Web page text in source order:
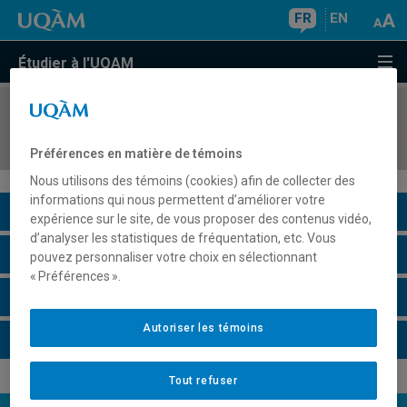
FR EN
Étudier à l'UQAM
COURS//
Description du cours
Horaire - Été 2026
Préférences en matière de témoins
Nous utilisons des témoins (cookies) afin de collecter des
informations qui nous permettent d’améliorer votre
expérience sur le site, de vous proposer des contenus vidéo,
d’analyser les statistiques de fréquentation, etc. Vous
pouvez personnaliser votre choix en sélectionnant
« Préférences ».
Tout refuser
Autoriser les témoins